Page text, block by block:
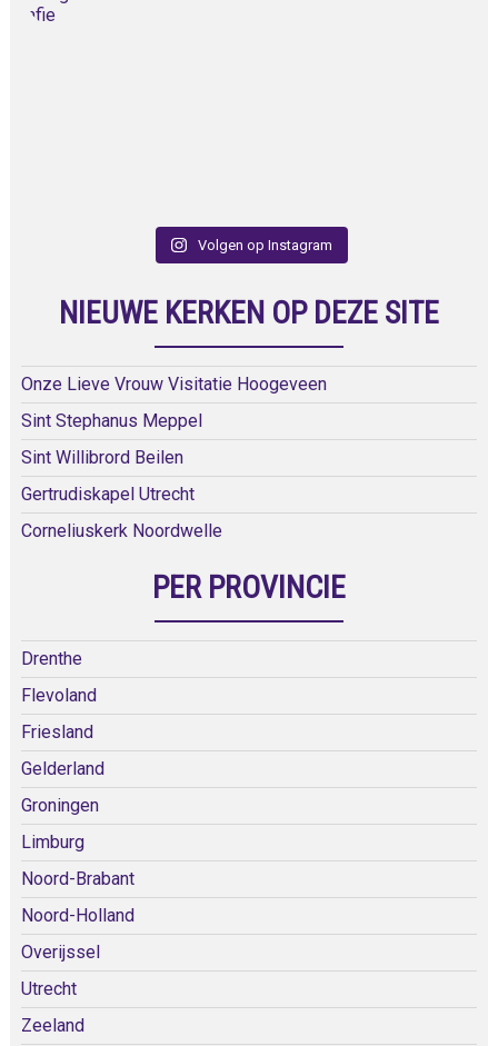
Volgen op Instagram
NIEUWE KERKEN OP DEZE SITE
Onze Lieve Vrouw Visitatie Hoogeveen
Sint Stephanus Meppel
Sint Willibrord Beilen
Gertrudiskapel Utrecht
Corneliuskerk Noordwelle
PER PROVINCIE
Drenthe
Flevoland
Friesland
Gelderland
Groningen
Limburg
Noord-Brabant
Noord-Holland
Overijssel
Utrecht
Zeeland